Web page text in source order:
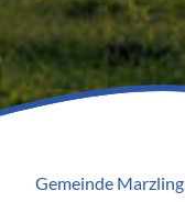
Gemeinde Marzling